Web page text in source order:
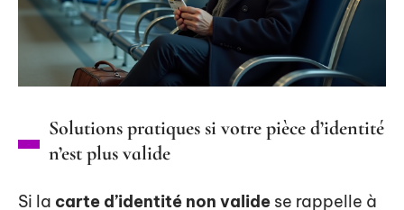
Solutions pratiques si votre pièce d’identité
n’est plus valide
Si la carte d’identité non valide se rappelle à